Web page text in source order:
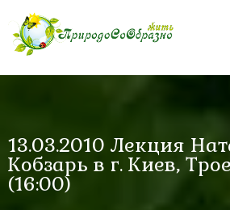
content
13.03.2010 Лекция
Кобзарь в г. Киев,
(16:00)